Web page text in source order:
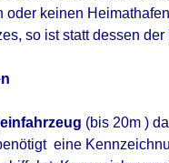
oder keinen
so ist statt dessen
(bis 20m )
eine